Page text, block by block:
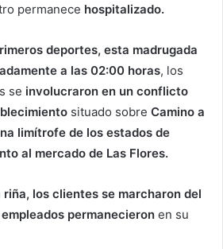
permanece hospitalizado.
deportes, esta madrugada
a las 02:00 horas, los
se involucraron en un conflicto
situado sobre Camino a
limítrofe de los estados de
al mercado de Las Flores.
los clientes se marcharon del
empleados permanecieron en su